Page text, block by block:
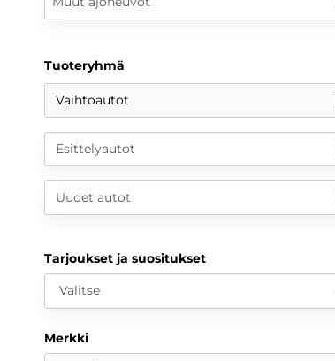
Tuoteryhmä
Vaihtoautot
Esittelyautot
Uudet autot
Tarjoukset ja suositukset
Valitse
Merkki